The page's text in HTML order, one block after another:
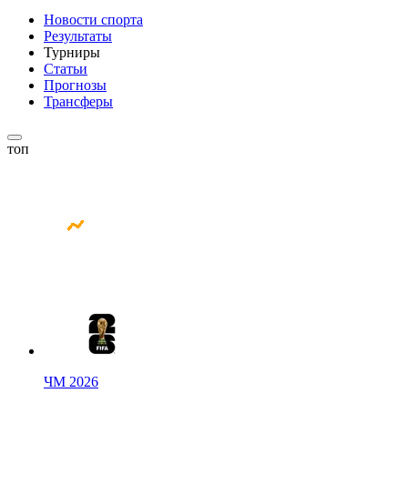
Новости спорта
Результаты
Турниры
Статьи
Прогнозы
Трансферы
топ
ЧМ 2026